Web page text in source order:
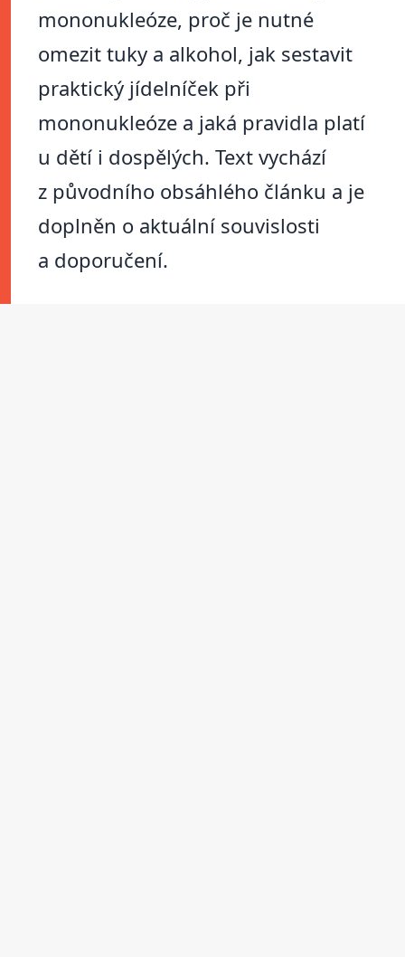
mononukleóze, proč je nutné
omezit tuky a alkohol, jak sestavit
praktický jídelníček při
mononukleóze a jaká pravidla platí
u dětí i dospělých. Text vychází
z původního obsáhlého článku a je
doplněn o aktuální souvislosti
a doporučení.